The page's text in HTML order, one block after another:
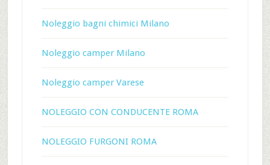
Noleggio bagni chimici Milano
Noleggio camper Milano
Noleggio camper Varese
NOLEGGIO CON CONDUCENTE ROMA
NOLEGGIO FURGONI ROMA